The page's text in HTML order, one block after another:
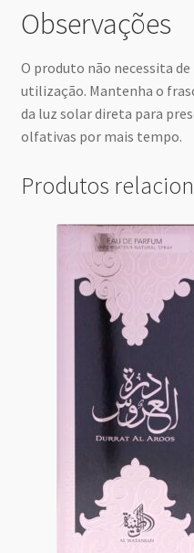
Observações
O produto não necessita
utilização. Mantenha o
da luz solar direta para
olfativas por mais tempo.
Produtos